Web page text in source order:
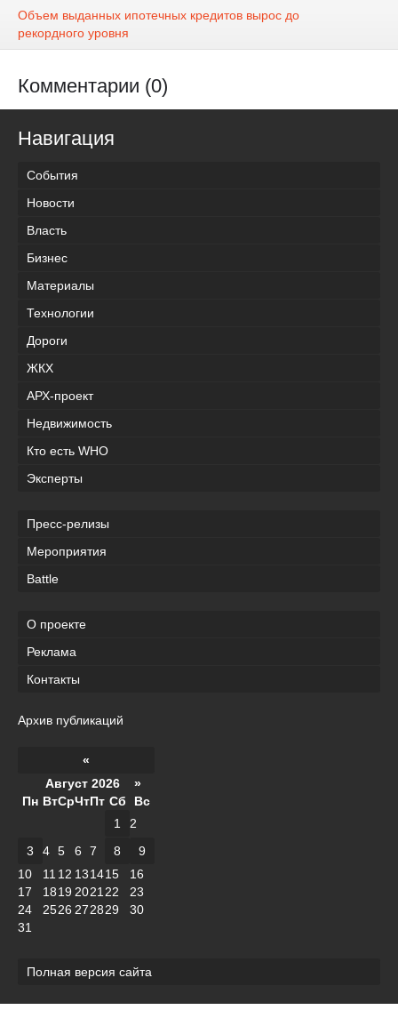
Объем выданных ипотечных кредитов вырос до
рекордного уровня
Комментарии (0)
Навигация
События
Новости
Власть
Бизнес
Материалы
Технологии
Дороги
ЖКХ
АРХ-проект
Недвижимость
Кто есть WHO
Эксперты
Пресс-релизы
Мероприятия
Battle
О проекте
Реклама
Контакты
Архив публикаций
«
Август 2026 »
Пн ВтСрЧтПт Сб
Вс
1
2
3
4 5 6 7 8
9
10
11 12 131415
16
17
1819 2021 22
23
24
2526 272829
30
31
Полная версия сайта